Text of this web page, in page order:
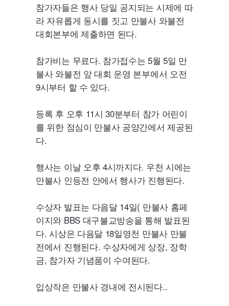
참가자들은 행사 당일 공지되는 시제에 따
라 자유롭게 동시를 짓고 만불사 와불전
대회본부에 제출하면 된다.
참가비는 무료다. 참가접수는 5월 5일 만
불사 와불전 앞 대회 운영 본부에서 오전
9시부터 할 수 있다.
등록 후 오후 11시 30분부터 참가 어린이
를 위한 점심이 만불사 공양간에서 제공된
다.
행사는 이날 오후 4시까지다. 우천 시에는
만불사 인등전 안에서 행사가 진행된다.
수상자 발표는 다음달 14일( 만불사 홈페
이지와 BBS대구불교방송을 통해 발표된
다. 시상은 다음달 18일영천 만불사 만불
전에서 진행된다. 수상자에게 상장, 장학
금, 참가자 기념품이 수여된다.
입상작은 만불사 경내에 전시된다..